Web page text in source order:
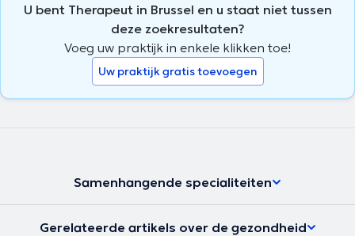
U bent Therapeut in Brussel en u staat niet tussen
deze zoekresultaten?
Voeg uw praktijk in enkele klikken toe!
Uw praktijk gratis toevoegen
Samenhangende specialiteiten
Gerelateerde artikels over de gezondheid